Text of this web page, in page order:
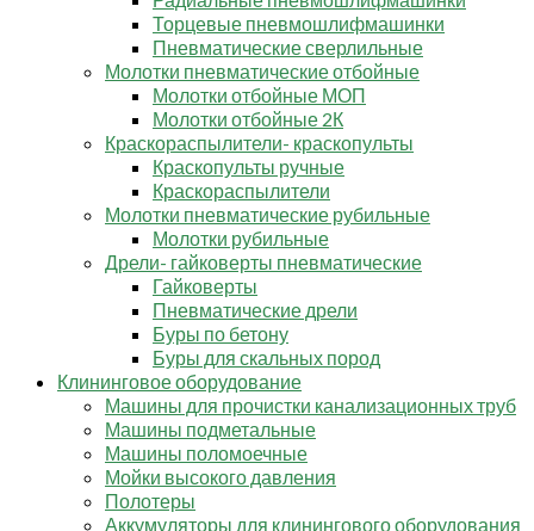
Торцевые пневмошлифмашинки
Пневматические сверлильные
Молотки пневматические отбойные
Молотки отбойные МОП
Молотки отбойные 2К
Краскораспылители- краскопульты
Краскопульты ручные
Краскораспылители
Молотки пневматические рубильные
Молотки рубильные
Дрели- гайковерты пневматические
Гайковерты
Пневматические дрели
Буры по бетону
Буры для скальных пород
Клининговое оборудование
Машины для прочистки канализационных труб
Машины подметальные
Машины поломоечные
Мойки высокого давления
Полотеры
Аккумуляторы для клинингового оборудования